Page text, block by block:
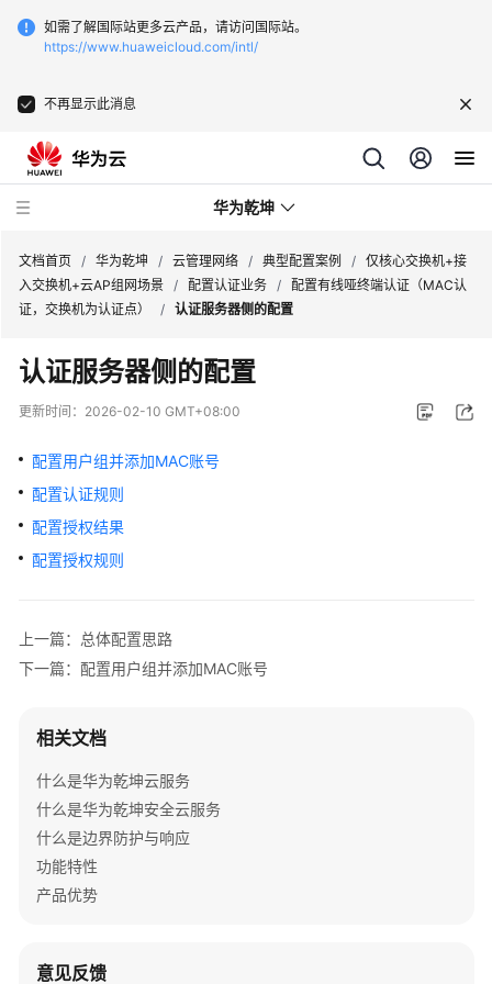
如需了解国际站更多云产品，请访问国际站。
https://www.huaweicloud.com/intl/
不再显示此消息
华为乾坤
全
云
服
管
理
网
络
型
配
例
AP
组
网
场
纯
文档首页 / 华为乾坤 / 云管理网络 / 典型配置案例 / 仅核心交换机+接
入交换机+云AP组网场景 / 配置认证业务 /
配置有线哑终端认证（MAC认
证，交换机为认证点）
/ 认证服务器侧的配置
认证服务器侧的配置
更新时间： 2026-02-10 GMT+08:00
配置用户组并添加MAC账号
配置认证规则
配置授权结果
配置授权规则
上一篇：总体配置思路
下一篇：配置用户组并添加MAC账号
相关文档
什么是华为乾坤云服务
什么是华为乾坤安全云服务
什么是边界防护与响应
功能特性
产品优势
意见反馈